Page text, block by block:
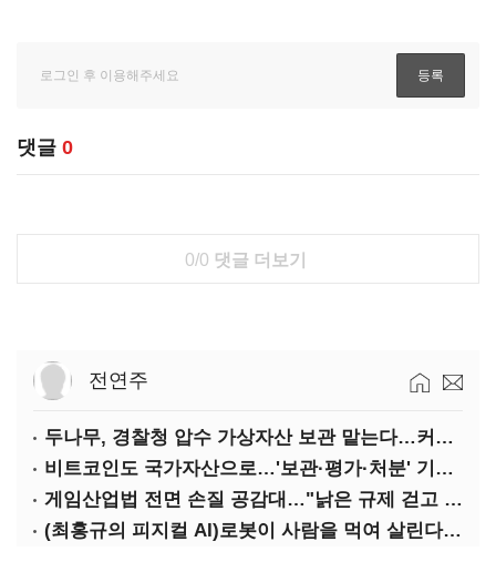
댓글 0
0/0 댓글 더보기
전연주
두나무, 경찰청 압수 가상자산 보관 맡는다…커스터디 사업 최종 낙찰
비트코인도 국가자산으로…'보관·평가·처분' 기준은 숙제
게임산업법 전면 손질 공감대…"낡은 규제 걷고 안전장치 촘촘히 해야"
(최홍규의 피지컬 AI)로봇이 사람을 먹여 살린다, 그런데 언제 먹여야 할지는 모른다